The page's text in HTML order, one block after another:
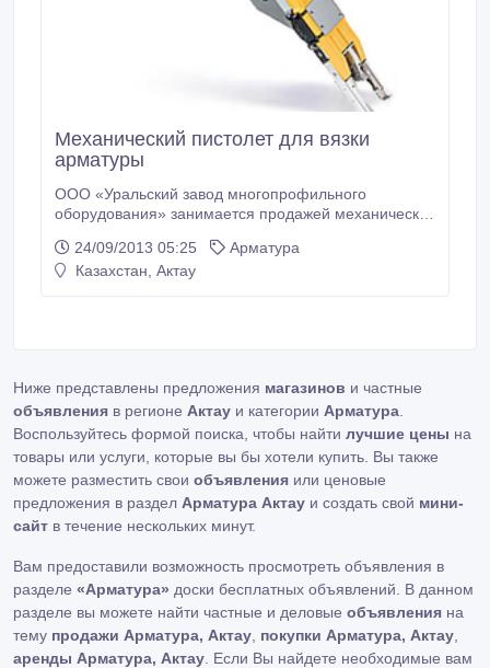
Механический пистолет для вязки
арматуры
ООО «Уральский завод многопрофильного
оборудования» занимается продажей механических
арматуры всегда требовала много времени и сил –
до сегодняшнего дня. С помощью нового
24/09/2013 05:25
Арматура
Казахстан, Актау
Ниже представлены предложения магазинов и частные
объявления в регионе Актау и категории Арматура
Воспользуйтесь формой поиска, чтобы найти лучшие цены на
товары или услуги, которые вы бы хотели купить. Вы также
можете разместить свои объявления или ценовые
предложения в раздел Арматура Актау и создать свой мини-
сайт в течение нескольких минут.
Вам предоставили возможность просмотреть объявления в
разделе «Арматура» доски бесплатных объявлений. В данном
разделе вы можете найти частные и деловые объявления на
тему продажи Арматура, Актау покупки Арматура, Актау
аренды Арматура, Актау . Если Вы найдете необходимые вам